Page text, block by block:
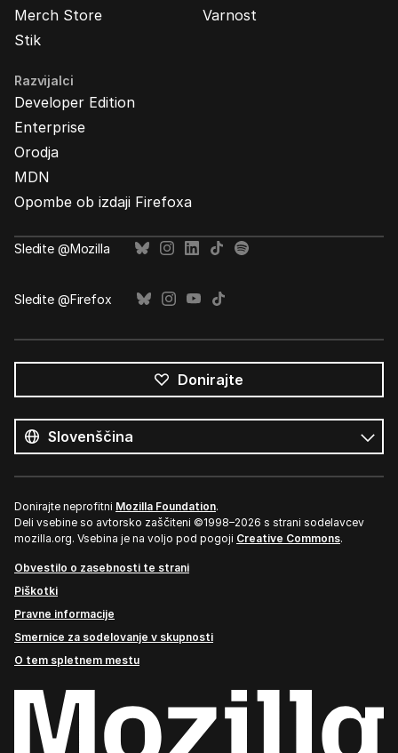
Merch Store
Stik
Varnost
Razvijalci
Developer Edition
Enterprise
Orodja
MDN
Opombe ob izdaji Firefoxa
Sledite @Mozilla
Sledite @Firefox
Donirajte
jeziki
Jezik
Donirajte neprofitni Mozilla Foundation.
Deli vsebine so avtorsko zaščiteni ©1998–2026 s strani sodelavcev
mozilla.org. Vsebina je na voljo pod pogoji Creative Commons.
Obvestilo o zasebnosti te strani
Piškotki
Pravne informacije
Smernice za sodelovanje v skupnosti
O tem spletnem mestu